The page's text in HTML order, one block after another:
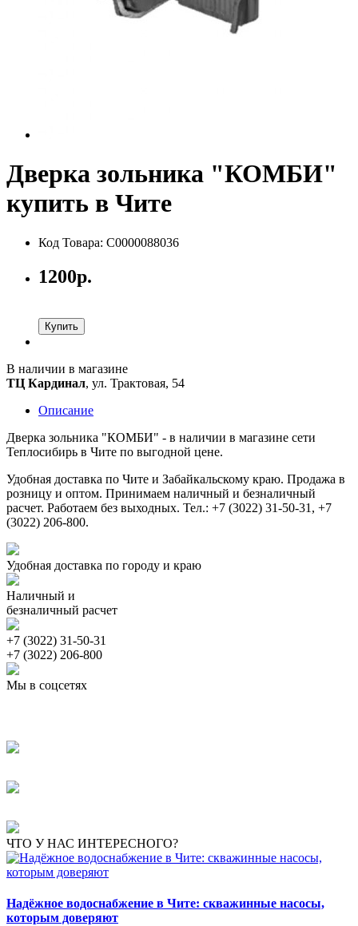
Дверка зольника "КОМБИ"
купить в Чите
Код Товара: С0000088036
1200р.
Купить
В наличии в магазине
ТЦ Кардинал, ул. Трактовая, 54
Описание
Дверка зольника "КОМБИ" - в наличии в магазине сети
Теплосибирь в Чите по выгодной цене.
Удобная доставка по Чите и Забайкальскому краю. Продажа в
розницу и оптом. Принимаем наличный и безналичный
расчет. Работаем без выходных. Тел.: +7 (3022) 31-50-31, +7
(3022) 206-800.
Удобная доставка по городу и краю
Наличный и
безналичный расчет
+7 (3022) 31-50-31
+7 (3022) 206-800
Мы в соцсетях
ЧТО У НАС ИНТЕРЕСНОГО?
Надёжное водоснабжение в Чите: скважинные насосы,
которым доверяют